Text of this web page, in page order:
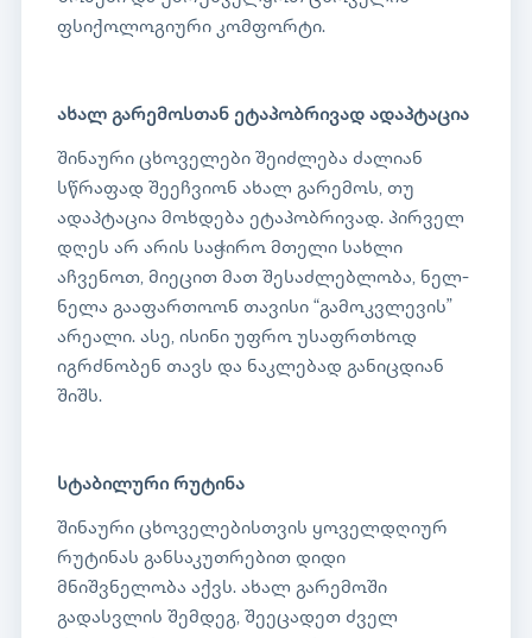
ფსიქოლოგიური კომფორტი.
ახალ გარემოსთან ეტაპობრივად ადაპტაცია
შინაური ცხოველები შეიძლება ძალიან
სწრაფად შეეჩვიონ ახალ გარემოს, თუ
ადაპტაცია მოხდება ეტაპობრივად. პირველ
დღეს არ არის საჭირო მთელი სახლი
აჩვენოთ, მიეცით მათ შესაძლებლობა, ნელ-
ნელა გააფართოონ თავისი “გამოკვლევის”
არეალი. ასე, ისინი უფრო უსაფრთხოდ
იგრძნობენ თავს და ნაკლებად განიცდიან
შიშს.
სტაბილური რუტინა
შინაური ცხოველებისთვის ყოველდღიურ
რუტინას განსაკუთრებით დიდი
მნიშვნელობა აქვს. ახალ გარემოში
გადასვლის შემდეგ, შეეცადეთ ძველ